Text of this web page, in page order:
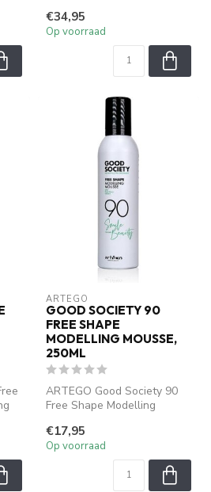
€34,95
Op voorraad
ARTEGO
GOOD SOCIETY 90
FREE SHAPE
MODELLING MOUSSE,
250ML
ARTEGO Good Society 90
Free Shape Modelling
flexibele contr...
€17,95
Op voorraad